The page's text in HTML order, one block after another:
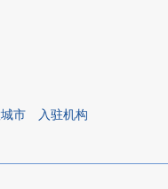
市 入驻机构